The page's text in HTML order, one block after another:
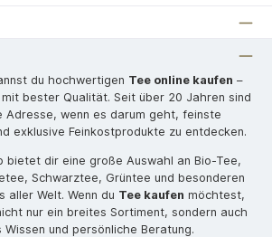
du hochwertigen Tee online kaufen –
bester Qualität. Seit über 20 Jahren sind
Adresse, wenn es darum geht, feinste
exklusive Feinkostprodukte zu entdecken.
bietet dir eine große Auswahl an Bio-Tee,
Schwarztee, Grüntee und besonderen
aller Welt. Wenn du Tee kaufen möchtest,
nur ein breites Sortiment, sondern auch
und persönliche Beratung.